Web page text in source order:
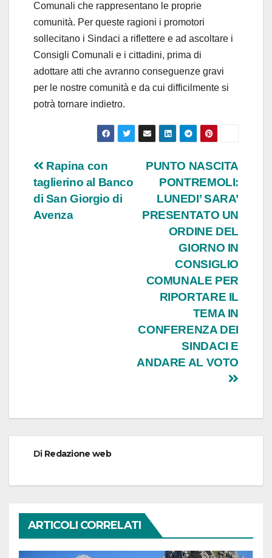
Comunali che rappresentano le proprie
comunità. Per queste ragioni i promotori
sollecitano i Sindaci a riflettere e ad ascoltare i
Consigli Comunali e i cittadini, prima di
adottare atti che avranno conseguenze gravi
per le nostre comunità e da cui difficilmente si
potrà tornare indietro.
Navigazione
articoli
PUNTO NASCITA
PONTREMOLI:
LUNEDI’ SARA’
PRESENTATO UN
ORDINE DEL
GIORNO IN
CONSIGLIO
COMUNALE PER
RIPORTARE IL
TEMA IN
CONFERENZA DEI
SINDACI E
ANDARE AL VOTO
Rapina con
taglierino al Banco
di San Giorgio di
Avenza
Di Redazione web
ARTICOLI CORRELATI